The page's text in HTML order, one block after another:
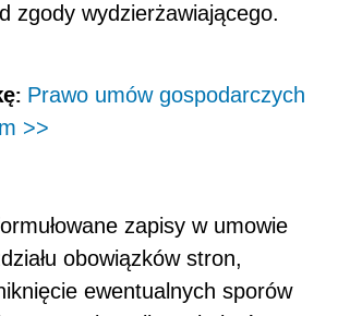
zgody wydzierżawiającego.
Prawo umów gospodarczych
>>
zapisy w umowie
obowiązków stron,
ewentualnych sporów